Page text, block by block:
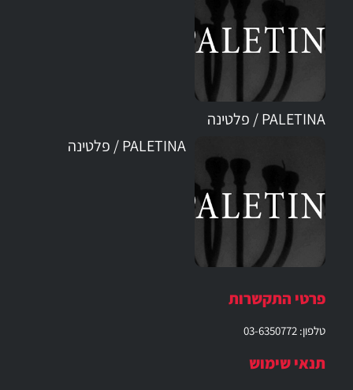
PALETINA / פלטינה
PALETINA / פלטינה
פרטי התקשרות
טלפון: 03-6350772
תנאי שימוש